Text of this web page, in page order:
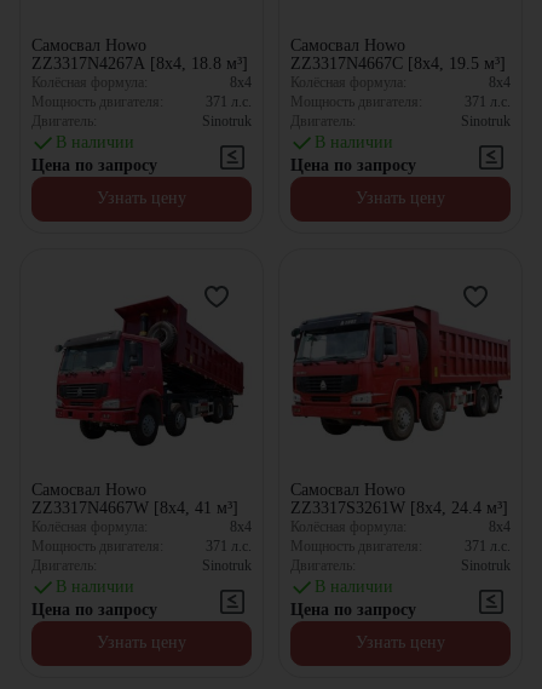
Самосвал Howo
ZZ3317N4267A [8x4, 18.8 м³]
Колёсная формула:
8x4
Мощность двигателя:
371 л.с.
Двигатель:
Sinotruk
В наличии
Цена по запросу
Узнать цену
Самосвал Howo
ZZ3317N4667C [8x4, 19.5 м³]
Колёсная формула:
8x4
Мощность двигателя:
371 л.с.
Двигатель:
Sinotruk
В наличии
Цена по запросу
Узнать цену
Самосвал Howo
ZZ3317N4667W [8x4, 41 м³]
Колёсная формула:
8x4
Мощность двигателя:
371 л.с.
Двигатель:
Sinotruk
В наличии
Цена по запросу
Узнать цену
Самосвал Howo
ZZ3317S3261W [8x4, 24.4 м³]
Колёсная формула:
8x4
Мощность двигателя:
371 л.с.
Двигатель:
Sinotruk
В наличии
Цена по запросу
Узнать цену